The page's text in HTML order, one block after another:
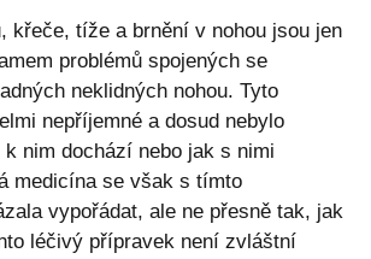
křeče, tíže a brnění v nohou jsou jen
problémů spojených se
neklidných nohou. Tyto
nepříjemné a dosud nebylo
nim dochází nebo jak s nimi
medicína se však s tímto
vypořádat, ale ne přesně tak, jak
léčivý přípravek není zvláštní